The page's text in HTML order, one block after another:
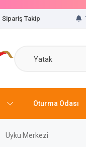
Sipariş Takip
Yatak
Oturma Odası
Uyku Merkezi